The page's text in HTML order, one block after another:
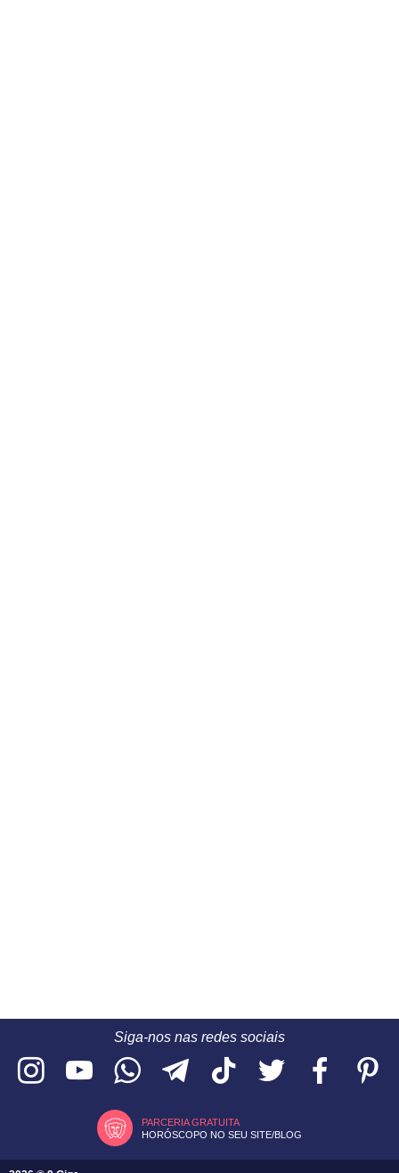
Siga-nos nas redes sociais
PARCERIA GRATUITA
HORÓSCOPO NO SEU SITE/BLOG